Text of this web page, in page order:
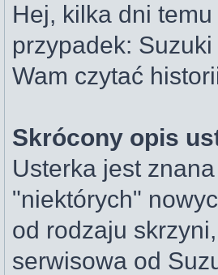
Hej, kilka dni temu
przypadek:
Wam czytać
Skrócony opis
Usterka jest
"niektórych"
od rodzaju
serwisowa od